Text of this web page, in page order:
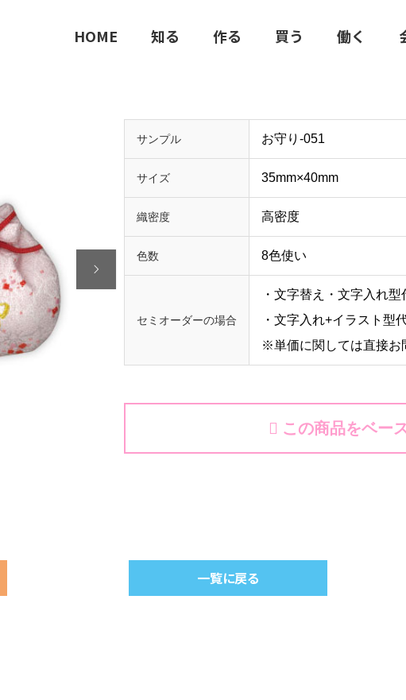
HOME 知る 作る 買う 働く

サンプル お守り-051
サイズ 35mm×40mm
織密度 高密度
色数 8色使い
セミオーダーの場合
・文字替え・文字入れ
・文字入れ+イラスト
※単価に関しては直接お
この商品をベー
一覧に戻る